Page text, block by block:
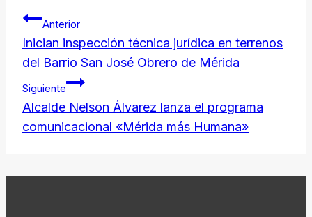
Navegación
de
entradas
Anterior
Inician inspección técnica jurídica en terrenos
del Barrio San José Obrero de Mérida
Siguiente
Alcalde Nelson Álvarez lanza el programa
comunicacional «Mérida más Humana»